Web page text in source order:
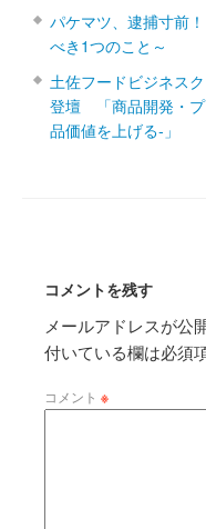
パケマツ、逮捕寸前
べき1つのこと～
土佐フードビジネス
登壇 「商品開発・プ
品価値を上げる‐」
コメントを残す
メールアドレスが公
付いている欄は必須
コメント ※